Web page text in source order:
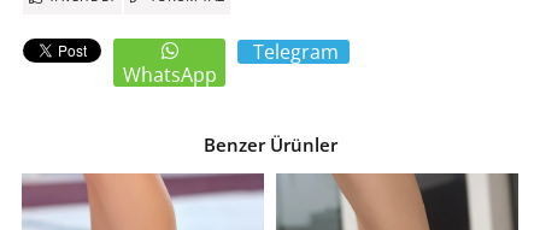
WhatsApp
Telegram
Benzer Ürünler